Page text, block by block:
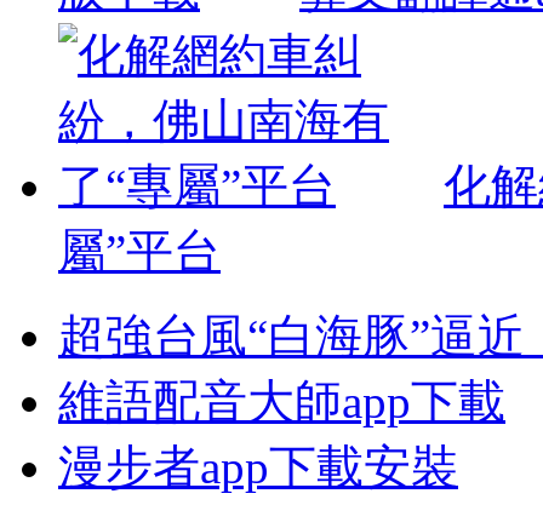
化
屬”平台
超強台風“白海豚”逼
維語配音大師app下載
漫步者app下載安裝